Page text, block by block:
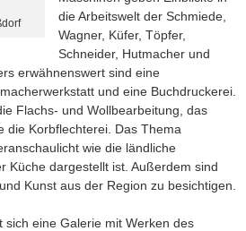
die Arbeitswelt der Schmiede,
Wagner, Küfer, Töpfer,
Schneider, Hutmacher und
erwähnenswert sind eine
und eine Buchdruckerei.
Flachs- und Wollbearbeitung, das
die Korbflechterei. Das Thema
wie die ländliche
Küche dargestellt ist. Außerdem sind
Kunst aus der Region zu besichtigen.
sich eine Galerie mit Werken des